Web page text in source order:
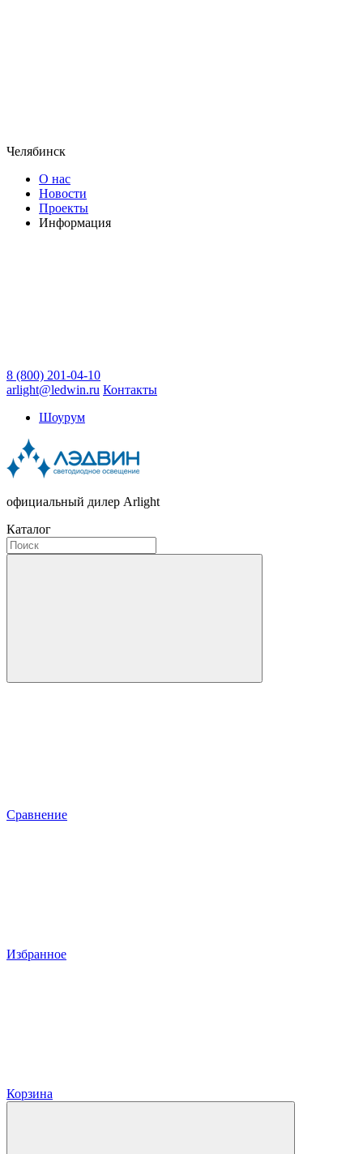
Челябинск
О нас
Новости
Проекты
Информация
8 (800) 201-04-10
arlight@ledwin.ru Контакты
Шоурум
официальный дилер Arlight
Каталог
Сравнение
Избранное
Корзина